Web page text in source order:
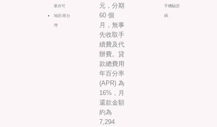
業亦可
地區:限台
灣
元，分期
60 個
月，無事
先收取手
續費及代
辦費。貸
款總費用
年百分率
(APR) 為
16%，月
還款金額
約為
7,294
手機驗證
碼